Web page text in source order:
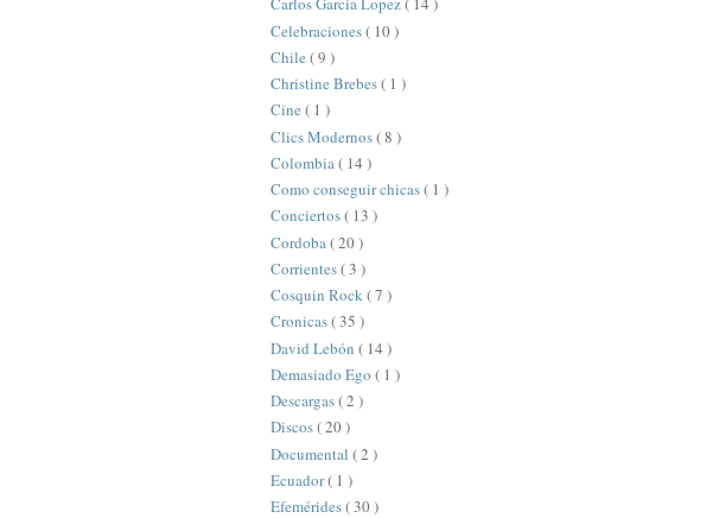
Celebraciones( 10 )
Chile ( 9 )
Christine Brebes( 1 )
Cine ( 1 )
Clics Modernos( 8 )
Colombia( 14 )
Como conseguir chicas( 1 )
Conciertos( 13 )
Cordoba ( 20 )
Corrientes( 3 )
Cosquin Rock( 7 )
Cronicas( 35 )
David Lebón ( 14 )
Demasiado Ego ( 1 )
Descargas( 2 )
Discos( 20 )
Documental ( 2 )
Ecuador( 1 )
Efemérides( 30 )